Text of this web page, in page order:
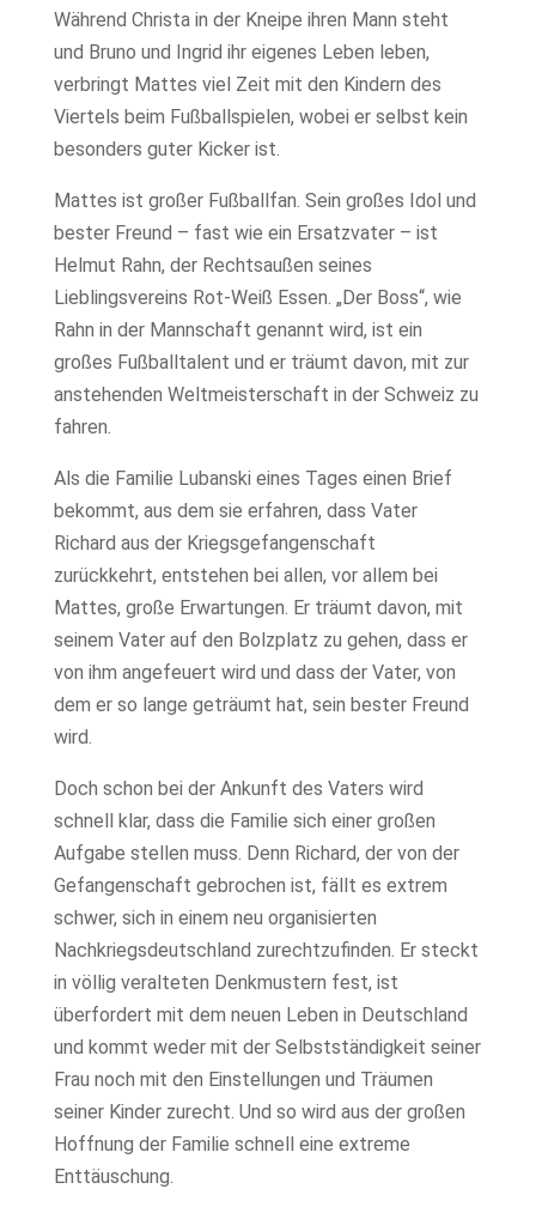
Während Christa in der Kneipe ihren Mann steht
und Bruno und Ingrid ihr eigenes Leben leben,
verbringt Mattes viel Zeit mit den Kindern des
Viertels beim Fußballspielen, wobei er selbst kein
besonders guter Kicker ist.
Mattes ist großer Fußballfan. Sein großes Idol und
bester Freund – fast wie ein Ersatzvater – ist
Helmut Rahn, der Rechtsaußen seines
Lieblingsvereins Rot-Weiß Essen. „Der Boss“, wie
Rahn in der Mannschaft genannt wird, ist ein
großes Fußballtalent und er träumt davon, mit zur
anstehenden Weltmeisterschaft in der Schweiz zu
fahren.
Als die Familie Lubanski eines Tages einen Brief
bekommt, aus dem sie erfahren, dass Vater
Richard aus der Kriegsgefangenschaft
zurückkehrt, entstehen bei allen, vor allem bei
Mattes, große Erwartungen. Er träumt davon, mit
seinem Vater auf den Bolzplatz zu gehen, dass er
von ihm angefeuert wird und dass der Vater, von
dem er so lange geträumt hat, sein bester Freund
wird.
Doch schon bei der Ankunft des Vaters wird
schnell klar, dass die Familie sich einer großen
Aufgabe stellen muss. Denn Richard, der von der
Gefangenschaft gebrochen ist, fällt es extrem
schwer, sich in einem neu organisierten
Nachkriegsdeutschland zurechtzufinden. Er steckt
in völlig veralteten Denkmustern fest, ist
überfordert mit dem neuen Leben in Deutschland
und kommt weder mit der Selbstständigkeit seiner
Frau noch mit den Einstellungen und Träumen
seiner Kinder zurecht. Und so wird aus der großen
Hoffnung der Familie schnell eine extreme
Enttäuschung.